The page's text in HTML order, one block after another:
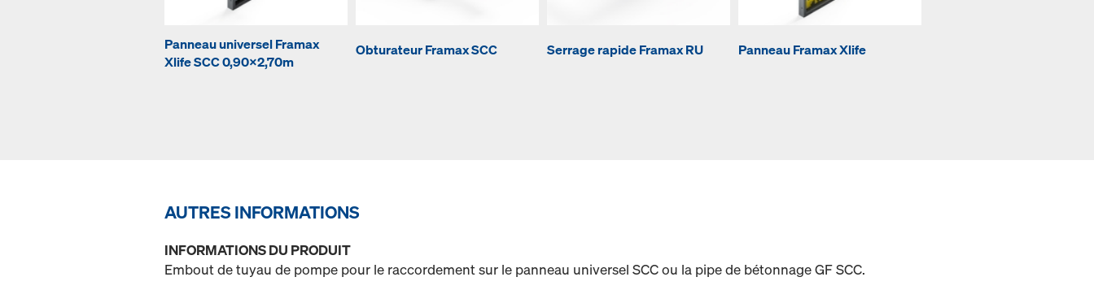
Panneau universel Framax
Xlife SCC 0,90x2,70m
Obturateur Framax SCC Serrage rapide Framax RU Panneau Framax Xlife
AUTRES INFORMATIONS
INFORMATIONS DU PRODUIT
Embout de tuyau de pompe pour le raccordement sur le panneau universel SCC ou la pipe de bétonnage GF SCC.